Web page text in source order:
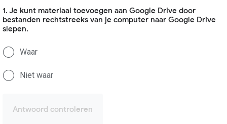
1. Je kunt materiaal toevoegen aan Google Drive door
bestanden rechtstreeks van je computer naar Google Drive
slepen.
Waar
Niet waar
Antwoord controleren